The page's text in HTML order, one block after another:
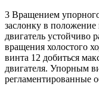
3 Вращением
заслонку в
двигатель устойчиво
вращения холостого
винта 12 добиться
двигателя. Упорным
регламентированные